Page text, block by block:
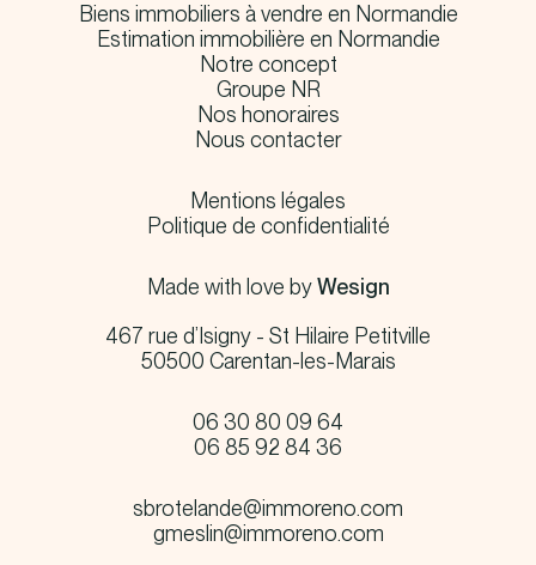
Biens immobiliers à vendre en Normandie
Estimation immobilière en Normandie
Notre concept
Groupe NR
Nos honoraires
Nous contacter
Mentions légales
Politique de confidentialité
Made with love byWesign
467 rue d’Isigny - St Hilaire Petitville
50500 Carentan-les-Marais
06 30 80 09 64
06 85 92 84 36
sbrotelande@immoreno.com
gmeslin@immoreno.com